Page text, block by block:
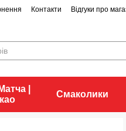
Контакти Відгуки про
|
Смаколики